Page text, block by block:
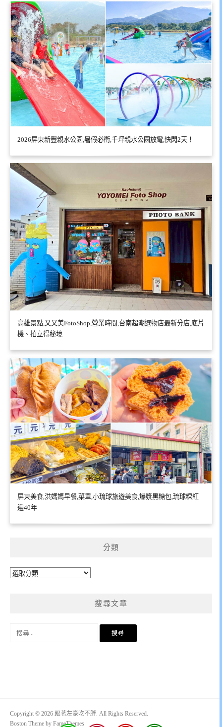
2026屏東新豐親水公園,暑假必衝,千坪親水公園放電,快閃2天！
高雄景點,又又美FotoShop,營業時間,台南超潮選物店最新分店,底片
機、拍立得秘境
屏東美食,洪媽媽早餐,菜單,小琉球旅遊美食,爆漿黑糖包,琉球粿紅
遍40年
分類
分
搜尋文章
Copyright © 2026 跟著左豪吃不胖. All Rights Reserved.
Boston Theme by FameThemes